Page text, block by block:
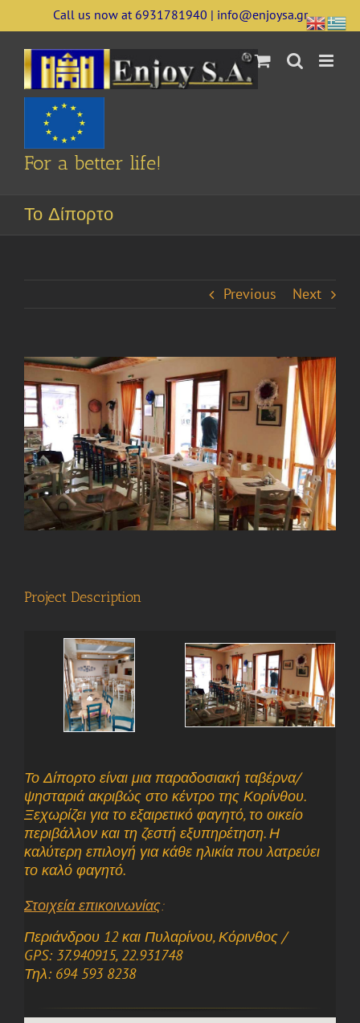
to
content
Call us now at 6931781940 | info@enjoysa.gr
For a better life!
Το Δίπορτο
Previous Next
View
Larger
Image
Project Description
Το Δίπορτο είναι μια παραδοσιακή ταβέρνα/
ψησταριά ακριβώς στο κέντρο της Κορίνθου.
Ξεχωρίζει για το εξαιρετικό φαγητό, το οικείο
περιβάλλον και τη ζεστή εξυπηρέτηση. Η
καλύτερη επιλογή για κάθε ηλικία που λατρεύει
το καλό φαγητό.
Στοιχεία επικοινωνίας:
Περιάνδρου 12 και Πυλαρίνου, Κόρινθος /
GPS: 37.940915, 22.931748
Τηλ: 694 593 8238